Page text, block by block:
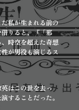
私が生まれる前の
りると、『「邪
時空を超えた奇想
が男役も演じるス
はこの世を去っ
することだった。